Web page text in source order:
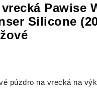
Pawise
Silicone
púzdro na vrecká na